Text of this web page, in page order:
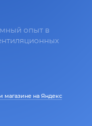
опыт в
на Яндекс